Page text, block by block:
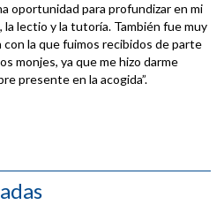
oportunidad para profundizar en mi
la lectio y la tutoría. También fue muy
la que fuimos recibidos de parte
monjes, ya que me hizo darme
presente en la acogida”.